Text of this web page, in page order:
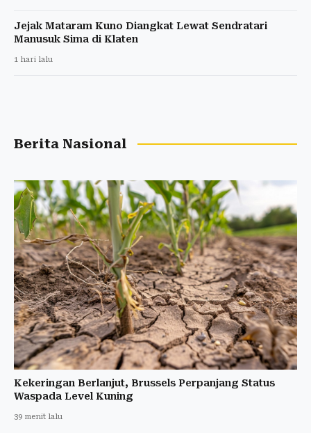
Jejak Mataram Kuno Diangkat Lewat Sendratari
Manusuk Sima di Klaten
1 hari lalu
Berita Nasional
Kekeringan Berlanjut, Brussels Perpanjang Status
Waspada Level Kuning
39 menit lalu